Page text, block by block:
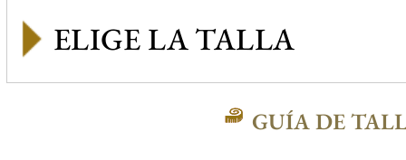
GUÍA DE